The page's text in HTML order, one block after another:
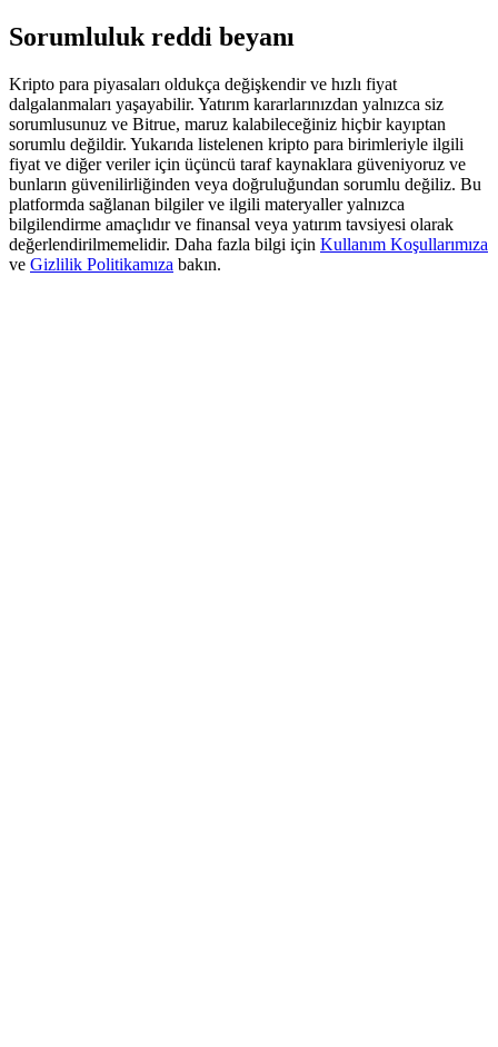
Exclusive for BitMart Users
Register & Trade to Win 500,000 USDT
Precious Metals Trading Carnival
Trade Gold & Silver · 33,333 USDT Bonus
Sorumluluk reddi beyanı
Kripto para piyasaları oldukça değişkendir ve hızlı fiyat
dalgalanmaları yaşayabilir. Yatırım kararlarınızdan yalnızca siz
sorumlusunuz ve Bitrue, maruz kalabileceğiniz hiçbir kayıptan
sorumlu değildir. Yukarıda listelenen kripto para birimleriyle ilgili
fiyat ve diğer veriler için üçüncü taraf kaynaklara güveniyoruz ve
bunların güvenilirliğinden veya doğruluğundan sorumlu değiliz. Bu
platformda sağlanan bilgiler ve ilgili materyaller yalnızca
bilgilendirme amaçlıdır ve finansal veya yatırım tavsiyesi olarak
değerlendirilmemelidir. Daha fazla bilgi için Kullanım Koşullarımıza
ve Gizlilik Politikamıza bakın.